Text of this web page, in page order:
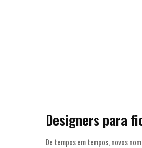
Designers para
De tempos em tempos, novos